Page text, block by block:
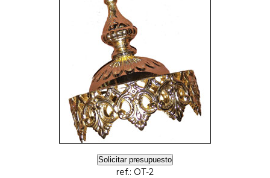
Solicitar presupuesto
ref.: OT-2